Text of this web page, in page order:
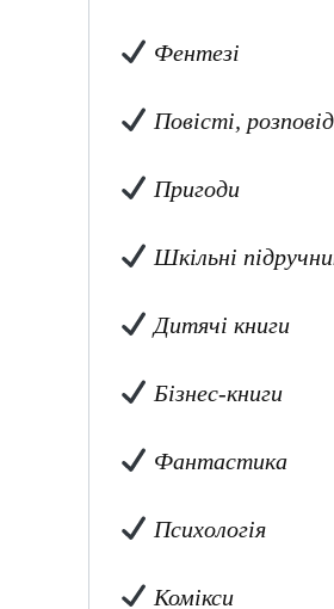
Фентезі
Повісті,
Пригоди
Шкільні
Дитячі книги
Бізнес-книги
Фантастика
Психологія
Комікси